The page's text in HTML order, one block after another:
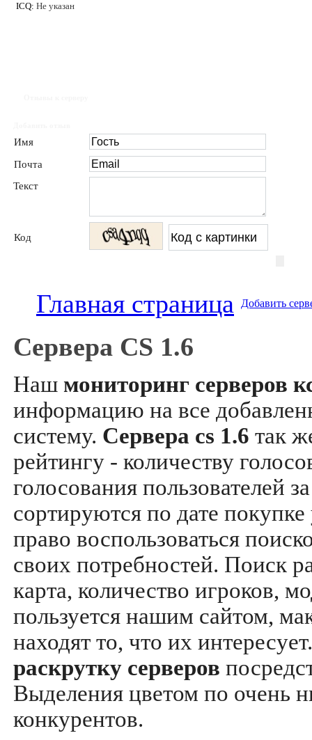
ICQ: Не указан
Имя
Почта
Текст
Код
Главная страница Добавить
Сервера CS 1.6
Наш мониторинг серверов
информацию на все
систему. Сервера cs 1.6 так
рейтингу - количеству
голосования пользователей
сортируются по дате
право воспользоваться
своих потребностей. Поиск
карта, количество игроков,
пользуется нашим сайтом,
находят то, что их
раскрутку серверов
Выделения цветом по очень
конкурентов.